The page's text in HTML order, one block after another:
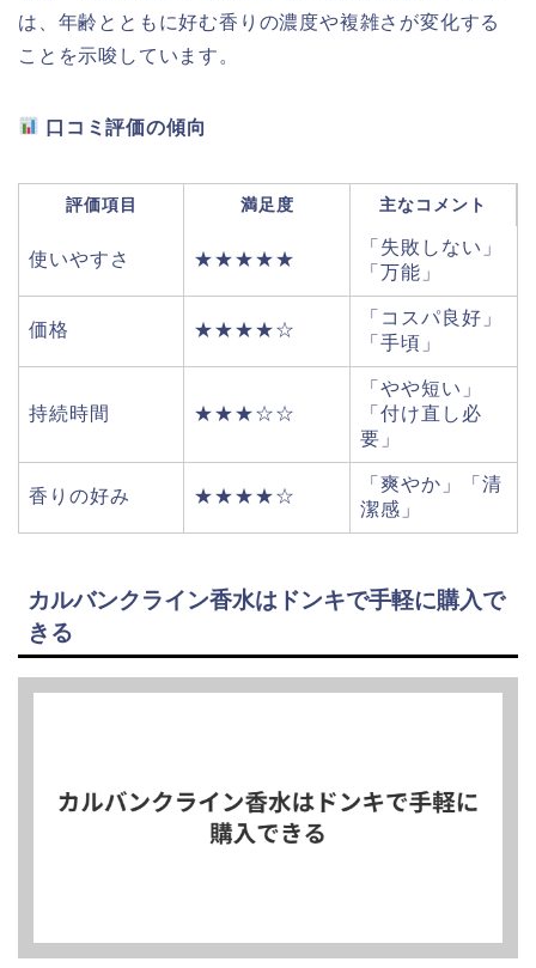
は、年齢とともに好む香りの濃度や複雑さが変化する
ことを示唆しています。
口コミ評価の傾向
評価項目 満足度 主なコメント
使いやすさ ★★★★★
「失敗しない」
「万能」
価格 ★★★★☆
「コスパ良好」
「手頃」
持続時間 ★★★☆☆
「やや短い」
「付け直し必
要」
香りの好み ★★★★☆
「爽やか」「清
潔感」
カルバンクライン香水はドンキで手軽に購入で
きる